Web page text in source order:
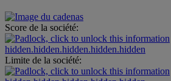
Score de la société:
hidden.hidden.hidden.hidden.hidden
Limite de la société: